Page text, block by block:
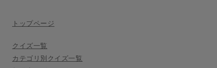
トップページ
クイズ一覧
カテゴリ別クイズ一覧